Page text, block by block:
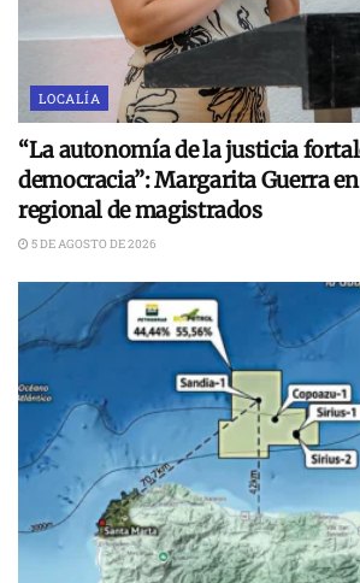
LOCALÍA
“La autonomía de la justicia
democracia”: Margarita Guerra
regional de magistrados
5 DE AGOSTO DE 2026